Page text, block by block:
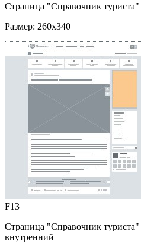
Страница "Справочник туриста"
Размер: 260x340
F13
Страница "Справочник туриста"
внутренний